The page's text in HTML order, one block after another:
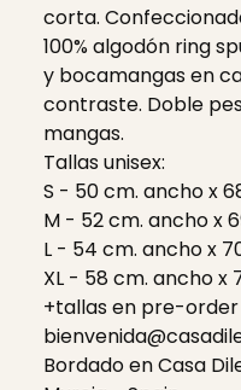
corta.
100% algodón ring
y bocamangas en
contraste. Doble
mangas.
Tallas unisex:
S - 50 cm. ancho x
M - 52 cm. ancho x
L - 54 cm. ancho x
XL - 58 cm. ancho x
+tallas en pre-
Bordado en Casa